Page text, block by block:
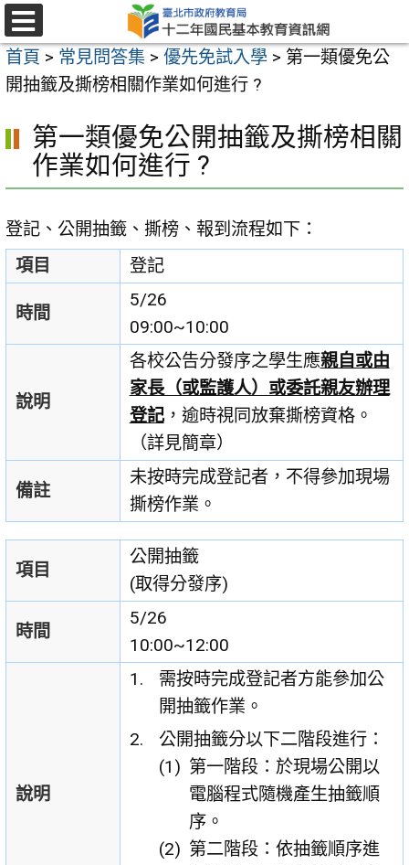
跳
至
主
要
容
選
單
首頁 > 常見問答集 > 優先免試入學 > 第一類優免公
開抽籤及撕榜相關作業如何進行 ?
第一類優免公開抽籤及撕榜相關
作業如何進行 ?
登記、公開抽籤、撕榜、報到流程如下：
項目
登記
時間
5/26
09:00~10:00
說明
各校公告分發序之學生應親自或由
家長（或監護人）或委託親友辦理
登記，逾時視同放棄撕榜資格。
（詳見簡章）
備註
未按時完成登記者，不得參加現場
撕榜作業。
項目
公開抽籤
(取得分發序)
時間
5/26
10:00~12:00
說明
需按時完成登記者方能參加公
開抽籤作業。
公開抽籤分以下二階段進行：
第一階段：於現場公開以
電腦程式隨機產生抽籤順
序。
第二階段：依抽籤順序進